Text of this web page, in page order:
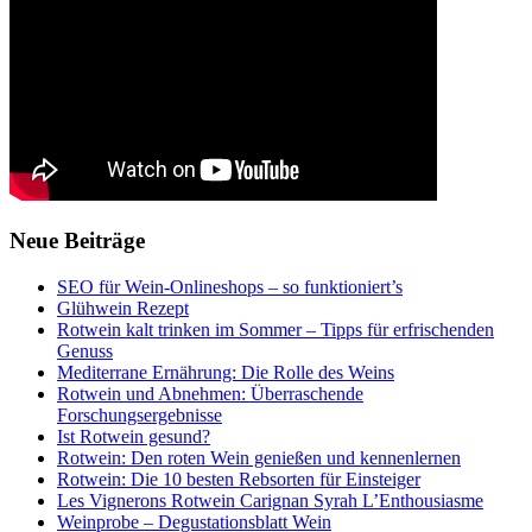
Neue Beiträge
SEO für Wein-Onlineshops – so funktioniert’s
Glühwein Rezept
Rotwein kalt trinken im Sommer – Tipps für erfrischenden
Genuss
Mediterrane Ernährung: Die Rolle des Weins
Rotwein und Abnehmen: Überraschende
Forschungsergebnisse
Ist Rotwein gesund?
Rotwein: Den roten Wein genießen und kennenlernen
Rotwein: Die 10 besten Rebsorten für Einsteiger
Les Vignerons Rotwein Carignan Syrah L’Enthousiasme
Weinprobe – Degustationsblatt Wein